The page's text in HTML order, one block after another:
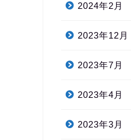
2024年2月
2023年12月
2023年7月
2023年4月
2023年3月